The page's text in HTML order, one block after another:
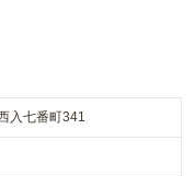
入七番町341